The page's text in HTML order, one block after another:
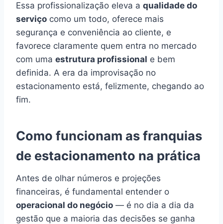
Essa profissionalização eleva a qualidade do
serviço como um todo, oferece mais
segurança e conveniência ao cliente, e
favorece claramente quem entra no mercado
com uma estrutura profissional e bem
definida. A era da improvisação no
estacionamento está, felizmente, chegando ao
fim.
Como funcionam as franquias
de estacionamento na prática
Antes de olhar números e projeções
financeiras, é fundamental entender o
operacional do negócio — é no dia a dia da
gestão que a maioria das decisões se ganha